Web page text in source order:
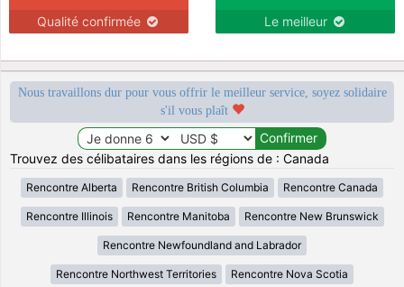
Qualité confirmée Le meilleur
Nous travaillons dur pour vous offrir le meilleur service, soyez solidaire
s'il vous plaît
Trouvez des célibataires dans les régions de : Canada
Rencontre Alberta Rencontre British Columbia Rencontre Canada
Rencontre Illinois Rencontre Manitoba Rencontre New Brunswick
Rencontre Newfoundland and Labrador
Rencontre Northwest Territories Rencontre Nova Scotia